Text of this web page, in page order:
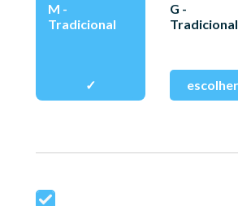
M -
Tradicional
G -
Tradicional